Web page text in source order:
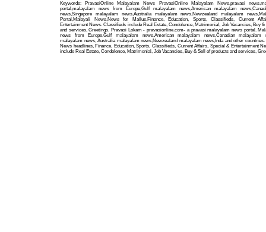
Keywords: PravasiOnline Malayalam News PravasiOnline Malayalam News,pravasi
portal,malayalam news from Europe,Gulf malayalam news,American malayalam
news,Singapore malayalam news,Australia malayalam news,Newzealand malayalam
Portal,Malayali News,News for Mallus,Finance, Education, Sports, Classifieds, Current
Entertainment News. Classifieds include Real Estate, Condolence, Matrimonial, Job Vacancies, Buy
and services, Greetings. Pravasi Lokam - pravasionline.com- a pravasi malayalam news portal.
news from Europe,Gulf malayalam news,American malayalam news,Canadian malayalam
malayalam news, Australia malayalam news,Newzealand malayalam news,Inda and other
News headlines, Finance, Education, Sports, Classifieds, Current Affairs, Special & Entertainment
include Real Estate, Condolence, Matrimonial, Job Vacancies, Buy & Sell of products and services,